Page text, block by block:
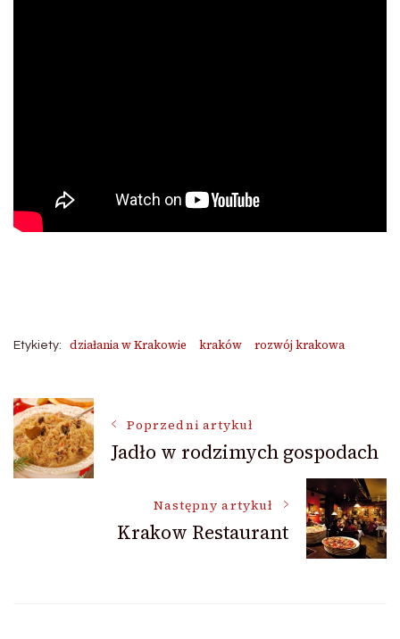
Etykiety: działania w Krakowie kraków rozwój krakowa
Nawigacja
wpisu
Poprzedni artykuł
Jadło w rodzimych gospodach
Następny artykuł
Krakow Restaurant